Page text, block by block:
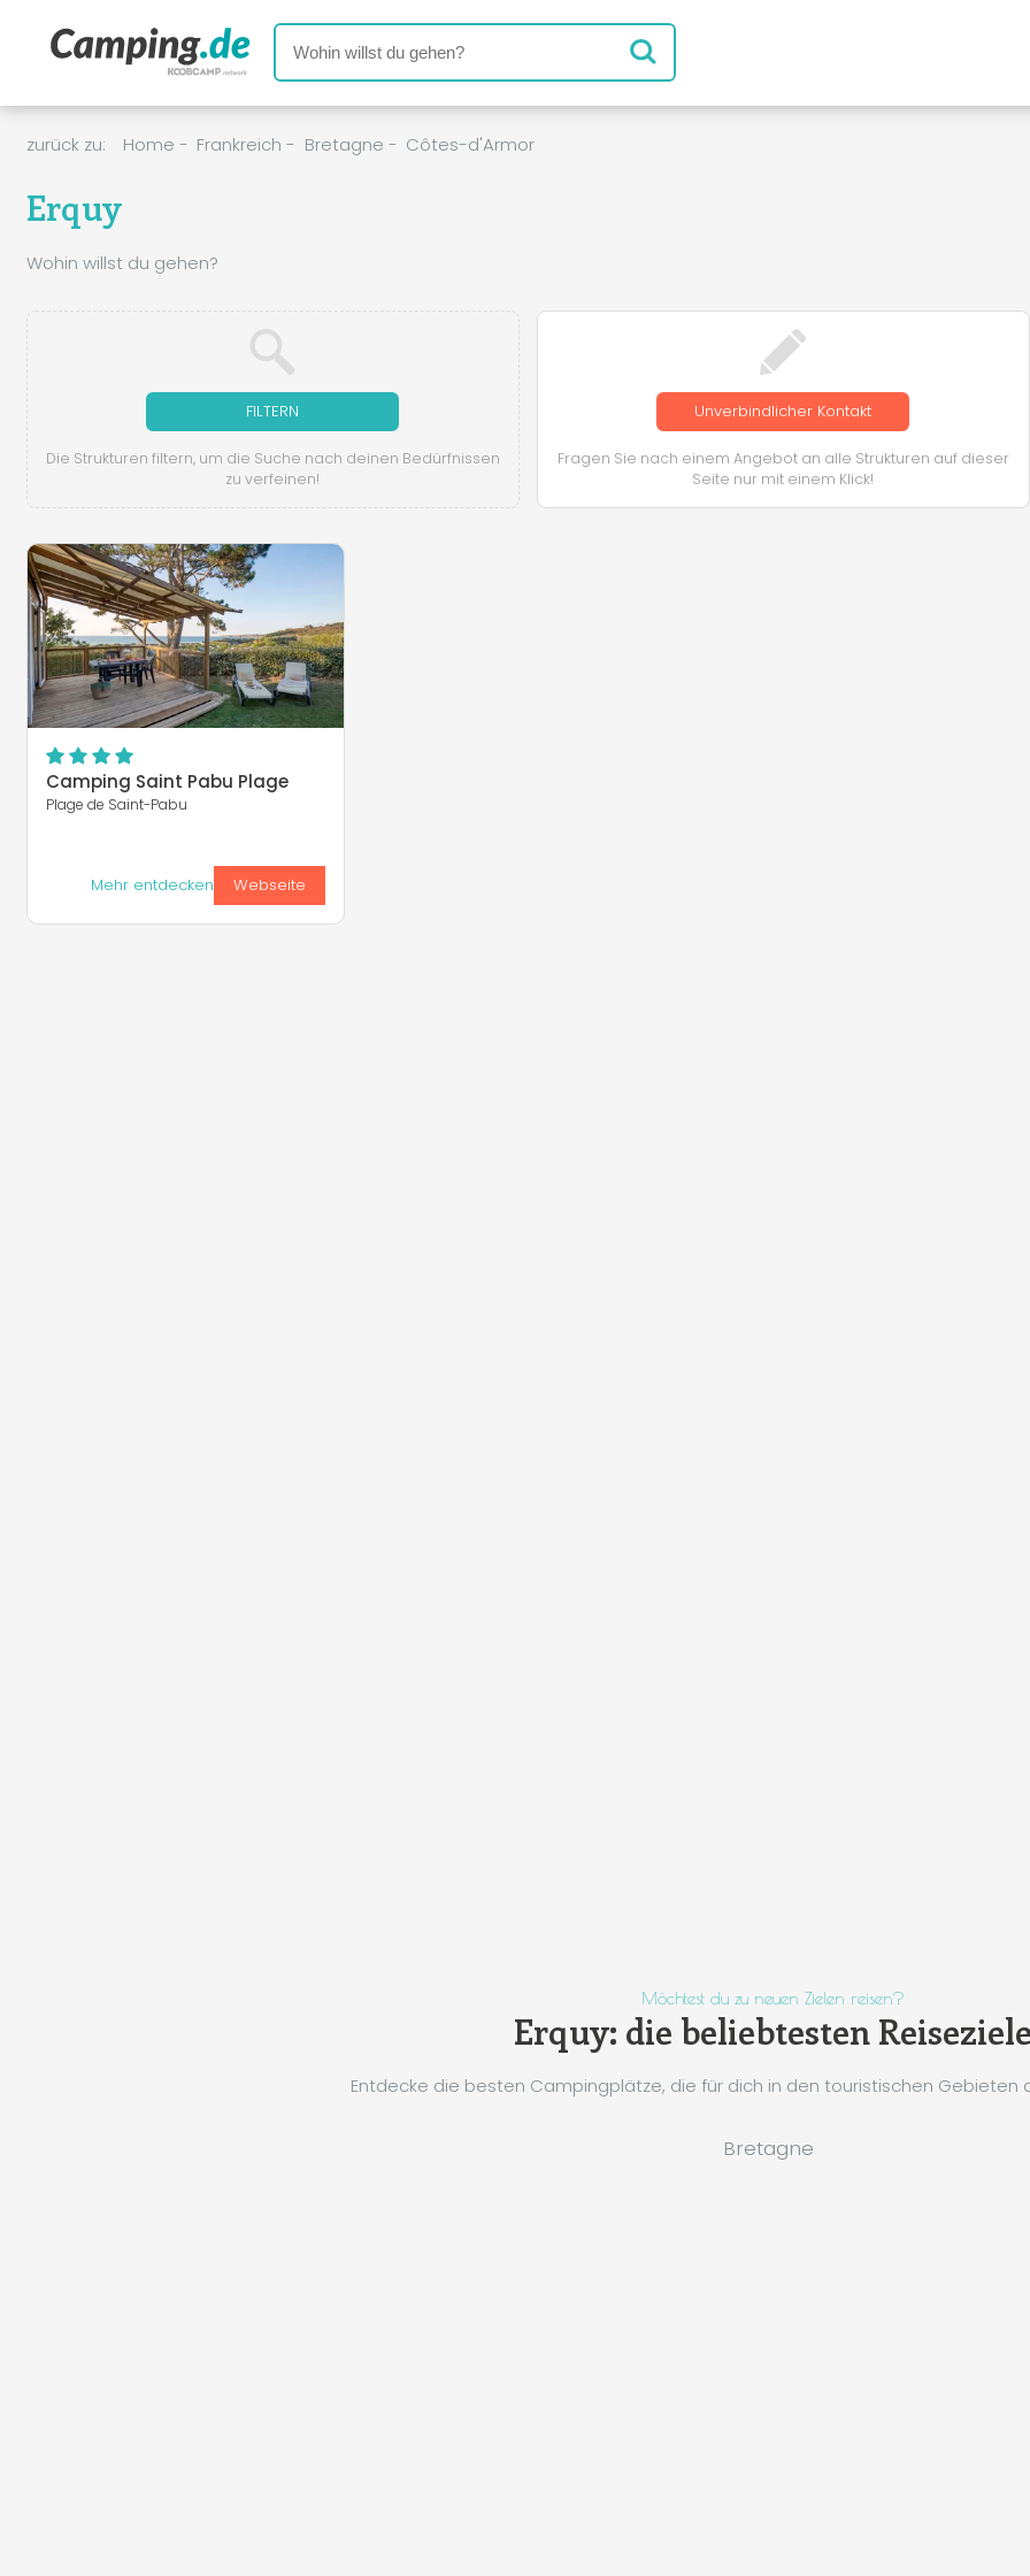
zurück zu: Home - Frankreich - Bretagne - Côtes-d'Armor
Erquy
Wohin willst du gehen?
FILTERN
Die Strukturen filtern, um die Suche nach deinen Bedürfnissen
zu verfeinen!
Unverbindlicher Kontakt
Fragen Sie nach einem Angebot an alle Strukturen auf dieser
Seite nur mit einem Klick!
Camping Saint Pabu Plage
Plage de Saint-Pabu
Mehr entdecken Webseite
Möchtest du zu neuen Zielen reisen?
Erquy: die beliebtesten
Entdecke die besten Campingplätze, die für dich in den touristischen Gebieten
Bretagne